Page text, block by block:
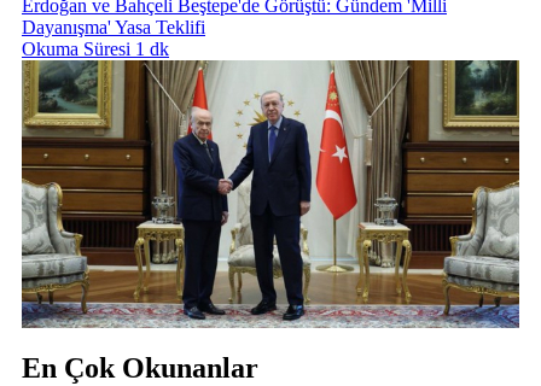
Erdoğan ve Bahçeli Beştepe'de Görüştü: Gündem 'Milli
Dayanışma' Yasa Teklifi
Okuma Süresi 1 dk
En Çok Okunanlar